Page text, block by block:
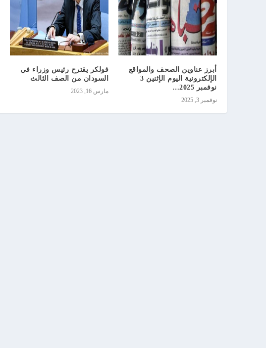
أبرز عناوين الصحف والمواقع
الإلكترونية اليوم الإثنين 3
نوفمبر 2025…
نوفمبر 3, 2025
فولكر يقترح رئيس وزراء في
السودان من الصف الثالث
مارس 16, 2023